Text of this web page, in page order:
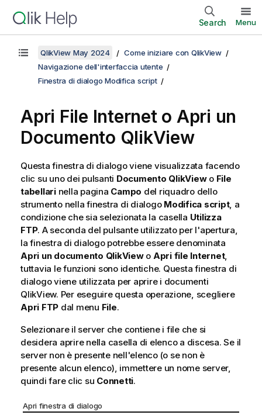
Search Menu
QlikView May 2024
Come iniziare con QlikView
Navigazione dell'interfaccia utente
Finestra di dialogo Modifica script
Apri File Internet o Apri un
Documento QlikView
Questa finestra di dialogo viene visualizzata facendo
clic su uno dei pulsanti Documento QlikViewo File
tabellarinella pagina Campo del riquadro dello
strumento nella finestra di dialogo Modifica script, a
condizione che sia selezionata la casella Utilizza
FTP. A seconda del pulsante utilizzato per l'apertura,
la finestra di dialogo potrebbe essere denominata
Apri un documento QlikViewo Apri file Internet,
tuttavia le funzioni sono identiche. Questa finestra di
dialogo viene utilizzata per aprire i documenti
QlikView. Per eseguire questa operazione, scegliere
Apri FTP dal menu File.
Selezionare il server che contiene i file che si
desidera aprire nella casella di elenco a discesa. Se il
server non è presente nell'elenco (o se non è
presente alcun elenco), immettere un nome server,
quindi fare clic su Connetti.
Apri finestra di dialogo